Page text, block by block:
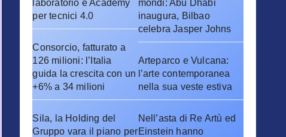
laboratorio e Academy
per tecnici 4.0
Consorcio, fatturato a
126 milioni: l’Italia
guida la crescita con un
+6% a 34 milioni
Sila, la Holding del
Gruppo vara il piano per
mondi: Abu Dhabi
inaugura, Bilbao
celebra Jasper Johns
Arteparco e Vulcana:
l’arte contemporanea
nella sua veste estiva
Nell’asta di Re Artù ed
Einstein hanno